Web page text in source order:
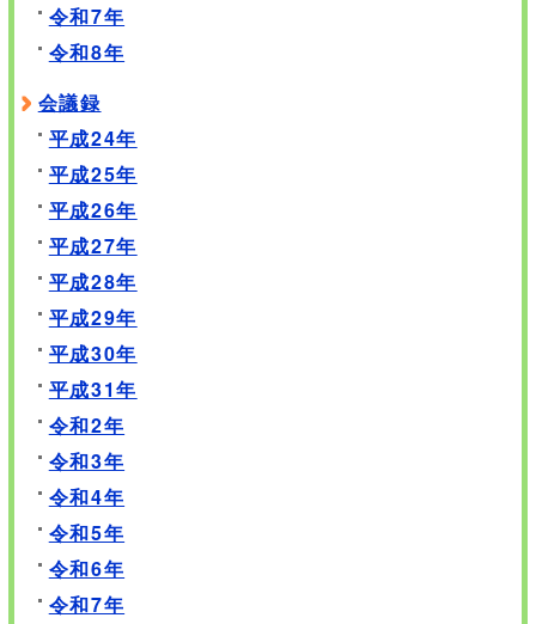
令和7年
令和8年
会議録
平成24年
平成25年
平成26年
平成27年
平成28年
平成29年
平成30年
平成31年
令和2年
令和3年
令和4年
令和5年
令和6年
令和7年